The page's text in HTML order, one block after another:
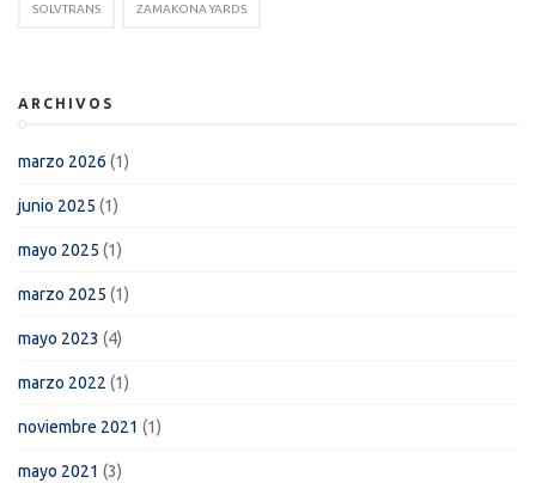
SOLVTRANS ZAMAKONA YARDS
ARCHIVOS
marzo 2026 (1)
junio 2025 (1)
mayo 2025 (1)
marzo 2025 (1)
mayo 2023 (4)
marzo 2022 (1)
noviembre 2021 (1)
mayo 2021 (3)